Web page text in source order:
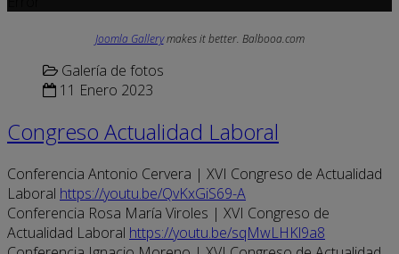
Joomla Gallerymakes it better. Balbooa.com
Galería de fotos
11 Enero 2023
Congreso Actualidad Laboral
Conferencia Antonio Cervera | XVI Congreso de Actualidad
Laboral https://youtu.be/QvKxGiS69-A
Conferencia Rosa María Viroles | XVI Congreso de
Actualidad Laboral https://youtu.be/sqMwLHKl9a8